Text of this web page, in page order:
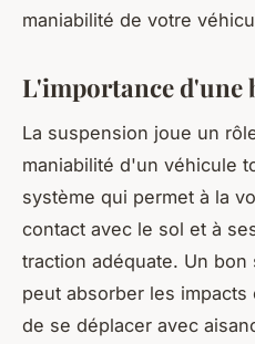
maniabilité de votre
L'importance d'une
La suspension joue un
maniabilité d'un véhicule
système qui permet à la
contact avec le sol et à
traction adéquate. Un
peut absorber les
de se déplacer avec